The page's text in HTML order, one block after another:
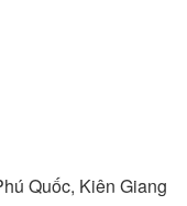
Quốc, Kiên Giang